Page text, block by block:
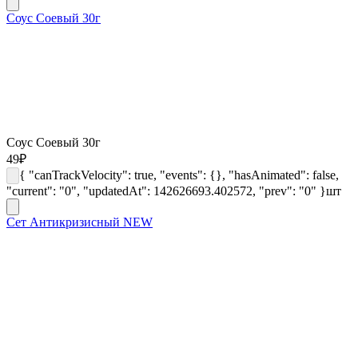
Соус Соевый 30г
Соус Соевый 30г
49₽
{ "canTrackVelocity": true, "events": {}, "hasAnimated": false,
"current": "0", "updatedAt": 142626693.402572, "prev": "0" }шт
Сет Антикризисный NEW